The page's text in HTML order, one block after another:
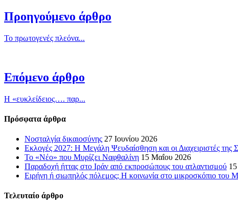
Προηγούμενο άρθρο
Το πρωτογενές πλεόνα...
Επόμενο άρθρο
Η «ευκλείδειος…. παρ...
Πρόσφατα άρθρα
Νοσταλγία δικαιοσύνης 27 Ιουνίου 2026
Εκλογές 2027: Η Μεγάλη Ψευδαίσθηση και οι Διαχειριστές της
Το «Νέο» που Μυρίζει Ναφθαλίνη 15 Μαΐου 2026
Παραδοχή ήττας στο Ιράν από εκπροσώπους του ατλαντισμού
Ειρήνη ή σιωπηλός πόλεμος; Η κοινωνία στο μικροσκόπιο του
Τελευταίο άρθρο